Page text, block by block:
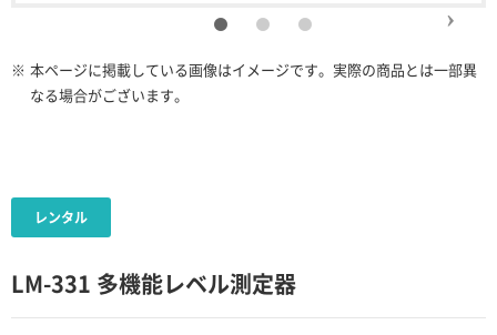
※ 本ページに掲載している画像はイメージです。実際の商品とは一部異
なる場合がございます。
LM-331 多機能レベル測定器